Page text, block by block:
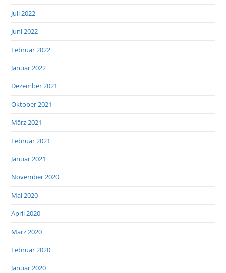
Juli 2022
Juni 2022
Februar 2022
Januar 2022
Dezember 2021
Oktober 2021
März 2021
Februar 2021
Januar 2021
November 2020
Mai 2020
April 2020
März 2020
Februar 2020
Januar 2020